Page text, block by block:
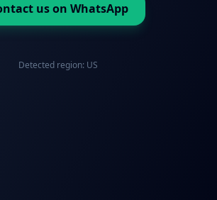
us on WhatsApp
Detected region: US